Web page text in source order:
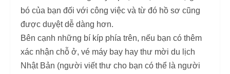
bó của bạn đối với công việc và từ đó hồ sơ cũng
được duyệt dễ dàng hơn.
Bên cạnh những bí kíp phía trên, nếu bạn có thêm
xác nhận chỗ ở, vé máy bay hay thư mời du lịch
Nhật Bản (người viết thư cho bạn có thể là người